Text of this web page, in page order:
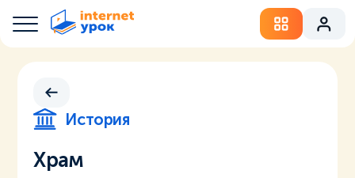
История
Храм